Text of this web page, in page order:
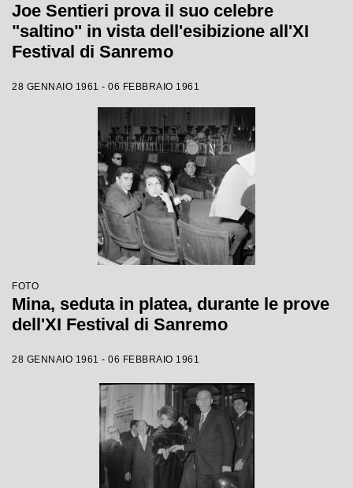
Joe Sentieri prova il suo celebre
"saltino" in vista dell'esibizione all'XI
Festival di Sanremo
28 GENNAIO 1961 - 06 FEBBRAIO 1961
FOTO
Mina, seduta in platea, durante le prove
dell'XI Festival di Sanremo
28 GENNAIO 1961 - 06 FEBBRAIO 1961